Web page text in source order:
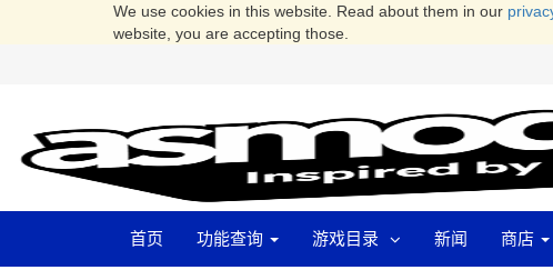
We use cookies in this website. Read about them in our
website, you are accepting those.
首页 功能查询 游戏目录 新闻 商店